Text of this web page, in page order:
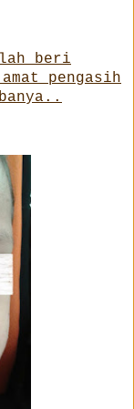
beri
pengasih